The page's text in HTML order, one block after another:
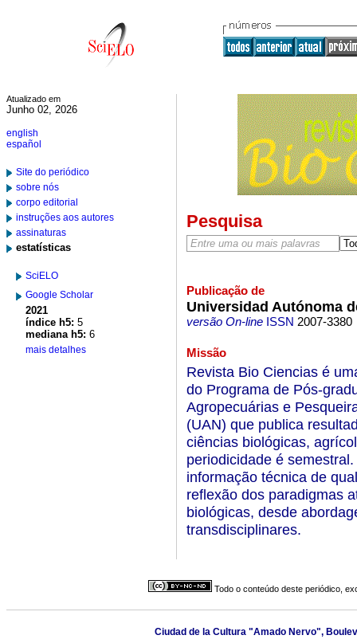
Atualizado em
Junho 02, 2026
english
español
Site do periódico
sobre nós
corpo editorial
instruções aos autores
assinaturas
estatísticas
SciELO
Google Scholar
2021
índice h5: 5
mediana h5: 6
mais detalhes
Pesquisa
Publicação de
Universidad Autónoma
versão On-lineISSN 2007-3380
Missão
Revista Bio Ciencias é
do Programa de Pós-
Agropecuárias e
(UAN) que publica
ciências biológicas,
periodicidade é
informação técnica de
reflexão dos paradigmas
biológicas, desde
transdisciplinares.
Todo o conteúdo deste periódico,
Ciudad de la Cultura "Amado Nervo",